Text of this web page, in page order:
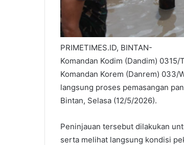
PRIMETIMES.ID, BINTAN-
Komandan Kodim (Dandim)
Komandan Korem (Danrem) 033/
langsung proses pemasangan
Bintan, Selasa (12/5/2026).
Peninjauan tersebut dilakukan
serta melihat langsung kondisi